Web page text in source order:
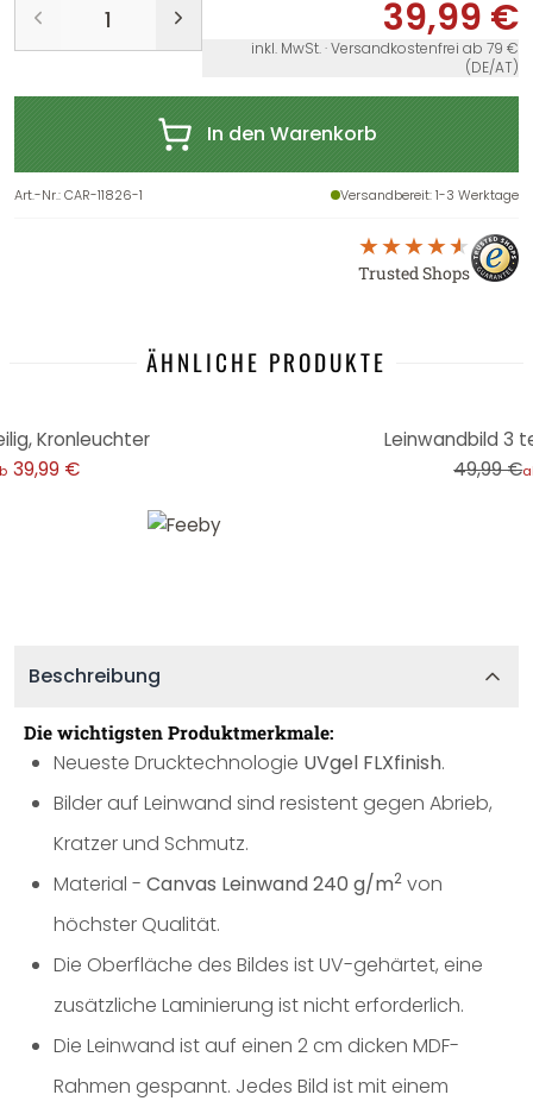
39,99 €
inkl. MwSt. · Versandkostenfrei ab 79 €
(DE/AT)
In den Warenkorb
Art.-Nr.:CAR-11826-1 Versandbereit: 1-3 Werktage
Trusted Shops
ÄHNLICHE PRODUKTE
Kronleuchter
39,99 €
Leinwandbild 3
49,99 €
Beschreibung
Die wichtigsten Produktmerkmale:
Neueste Drucktechnologie UVgel FLXfinish.
Bilder auf Leinwand sind resistent gegen Abrieb,
Kratzer und Schmutz.
Material - Canvas Leinwand 240 g/m2 von
höchster Qualität.
Die Oberfläche des Bildes ist UV-gehärtet, eine
zusätzliche Laminierung ist nicht erforderlich.
Die Leinwand ist auf einen 2 cm dicken MDF-
Rahmen gespannt. Jedes Bild ist mit einem